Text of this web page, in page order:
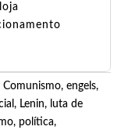
Comunismo,engels,
, Lenin, luta de
, política,